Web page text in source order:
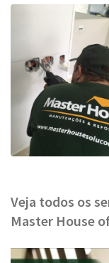
Veja todos os
Master House